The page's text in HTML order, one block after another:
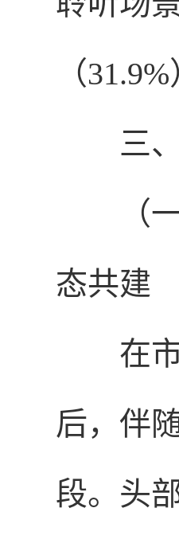
（
三
（
态共建
在
后，伴
段。头